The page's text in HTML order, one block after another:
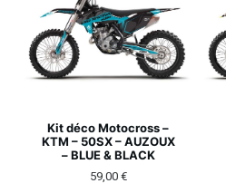
Kit déco Motocross –
KTM – 50SX – AUZOUX
– BLUE & BLACK
59,00 €